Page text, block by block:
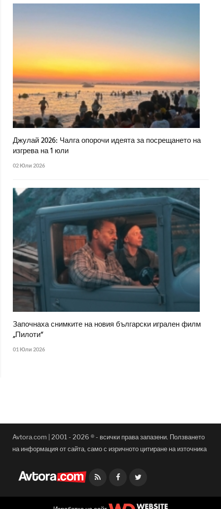
Джулай 2026: Чалга опорочи идеята за посрещането на
изгрева на 1 юли
02 Юли 2026
Започнаха снимките на новия български игрален филм
„Пилоти“
01 Юли 2026
Avtora.com | 2001 - 2026 ® - всички права запазени. Ползването
на информация от сайта, само с изричното цитиране на източника
Facebook